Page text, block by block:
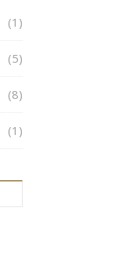
(1)
(5)
(8)
(1)